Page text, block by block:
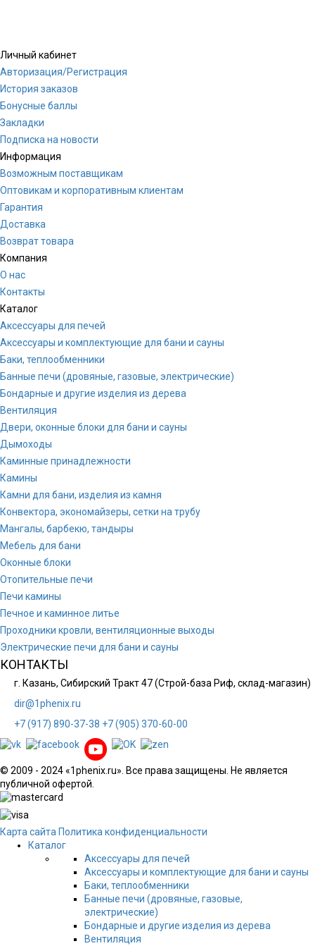
Личный кабинет
Авторизация/Регистрация
История заказов
Бонусные баллы
Закладки
Подписка на новости
Информация
Возможным поставщикам
Оптовикам и корпоративным клиентам
Гарантия
Доставка
Возврат товара
Компания
О нас
Контакты
Каталог
Аксессуары для печей
Аксессуары и комплектующие для бани и сауны
Баки, теплообменники
Банные печи (дровяные, газовые, электрические)
Бондарные и другие изделия из дерева
Вентиляция
Двери, оконные блоки для бани и сауны
Дымоходы
Каминные принадлежности
Камины
Камни для бани, изделия из камня
Конвектора, экономайзеры, сетки на трубу
Мангалы, барбекю, тандыры
Мебель для бани
Оконные блоки
Отопительные печи
Печи камины
Печное и каминное литье
Проходники кровли, вeнтиляционные выходы
Электрические печи для бани и сауны
КОНТАКТЫ
г. Казань, Сибирский Тракт 47 (Строй-база Риф, склад-магазин)
dir@1phenix.ru
+7 (917) 890-37-38 +7 (905) 370-60-00
© 2009 - 2024 «1phenix.ru». Все права защищены. Не является
публичной офертой.
Карта сайта Политика конфиденциальности
Каталог
Аксессуары для печей
Аксессуары и комплектующие для бани и сауны
Баки, теплообменники
Банные печи (дровяные, газовые,
электрические)
Бондарные и другие изделия из дерева
Вентиляция